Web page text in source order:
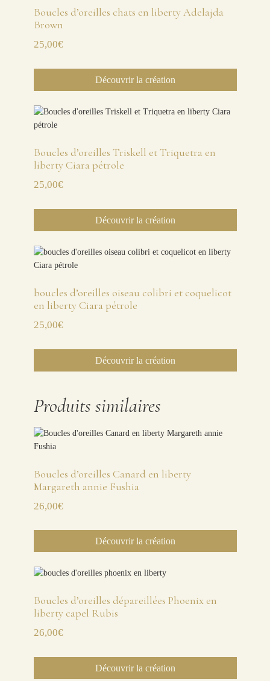
Boucles d’oreilles chats en liberty Adelajda
Brown
25,00€
Découvrir la création
Boucles d’oreilles Triskell et Triquetra en
liberty Ciara pétrole
25,00€
Découvrir la création
boucles d’oreilles oiseau colibri et coquelicot
en liberty Ciara pétrole
25,00€
Découvrir la création
Produits similaires
Boucles d’oreilles Canard en liberty
Margareth annie Fushia
26,00€
Découvrir la création
Boucles d’oreilles dépareillées Phoenix en
liberty capel Rubis
26,00€
Découvrir la création